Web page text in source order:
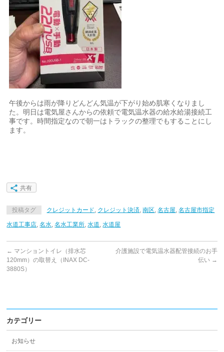
午後からは雨が降りどんどん気温が下がり始め肌寒くなりまし
た。明日は電気屋さんからの依頼で電気温水器の給水給湯接続工
事です。時間指定なので朝一はトラックの整理でもすることにし
ます。
共有
投稿タグ クレジットカード, クレジット決済,南区,名古屋,名古屋市指定
水道工事店,名水,名水工業所,水道,水道屋
← マンショントイレ（排水芯
120mm）の取替え（INAX DC-
3880S）
介護施設で電気温水器配管接続のお手
伝い →
カテゴリー
お知らせ